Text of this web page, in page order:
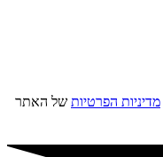
מדיניות הפרטיות של האתר